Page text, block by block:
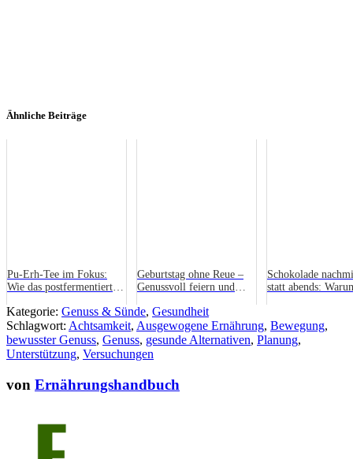
Ähnliche Beiträge
Pu-Erh-Tee im Fokus:
Wie das postfermentierte
bereichert
Geburtstag ohne Reue –
Genussvoll feiern und
Schokolade
statt abends:
Kategorie: Genuss & Sünde, Gesundheit
Schlagwort: Achtsamkeit, Ausgewogene Ernährung, Bewegung,
bewusster Genuss, Genuss, gesunde Alternativen, Planung,
Unterstützung, Versuchungen
von Ernährungshandbuch